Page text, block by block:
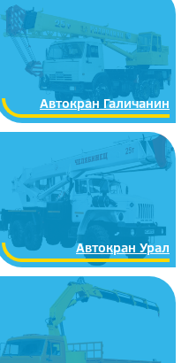
Автокран Галичанин
Автокран Урал